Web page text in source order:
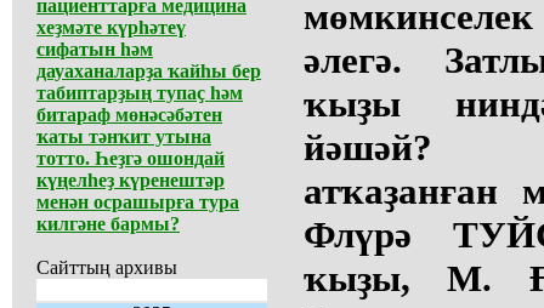
пациенттарға медицина
хеҙмәте күрһәтеү
сифатын һәм
дауаханаларҙа ҡайһы бер
табиптарҙың тупаҫ һәм
битараф мөнәсәбәтен
ҡаты тәнҡит утына
тотто. Һеҙгә ошондай
күңелһеҙ күренештәр
менән осрашырға тура
килгәне бармы?
Сайттың архивы
әлегә.
ҡыҙы
йәшәй?
атҡаҙанған
Флүрә
ҡыҙы, М.